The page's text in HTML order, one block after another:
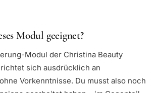
Modul geeignet?
Modul der Christina Beauty
sich ausdrücklich an
Vorkenntnisse. Du musst also noch